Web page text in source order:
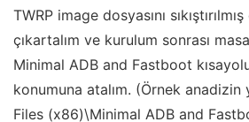
TWRP image dosyasını
çıkartalım ve kurulum sonrası
Minimal ADB and Fastboot
konumuna atalım. (Örnek anadizin
Files (x86)\Minimal ADB and